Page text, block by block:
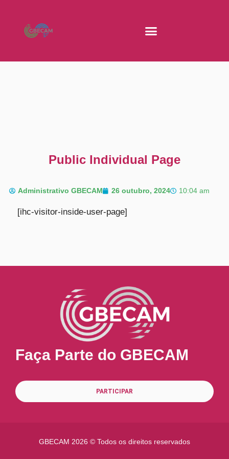
Public Individual Page
Administrativo GBECAM 26 outubro, 2024 10:04 am
[ihc-visitor-inside-user-page]
Faça Parte do GBECAM
PARTICIPAR
GBECAM 2026 © Todos os direitos reservados